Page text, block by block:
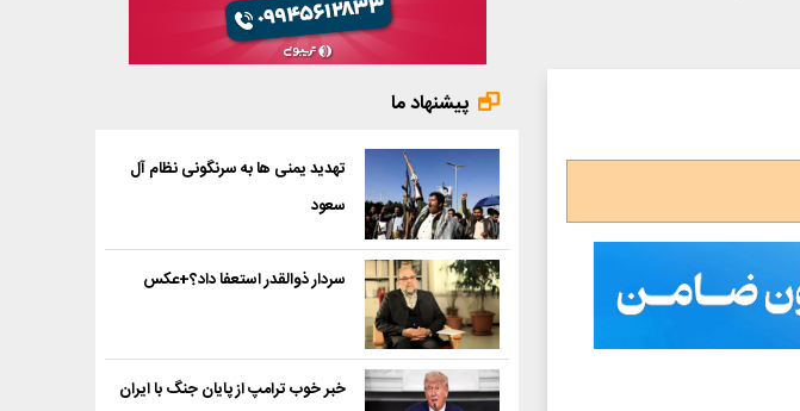
پیشنهاد ما
تهدید یمنی ها به سرنگونی نظام آل
سعود
سردار ذوالقدر استعفا داد؟+عکس
خبر خوب ترامپ از پایان جنگ با ایران